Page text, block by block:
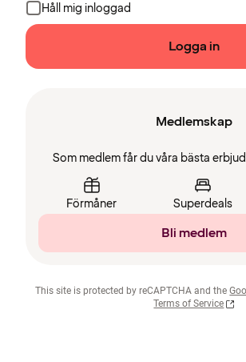
Håll mig inloggad
Logga in
Medlemskap
Som medlem får du våra bästa
Förmåner Superdeals
Bli medlem
This site is protected by reCAPTCHA and the
Terms of Service